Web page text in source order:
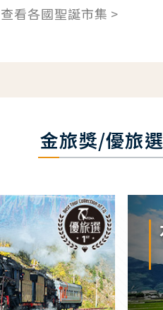
查看各國聖誕市集 >
金旅獎/優旅